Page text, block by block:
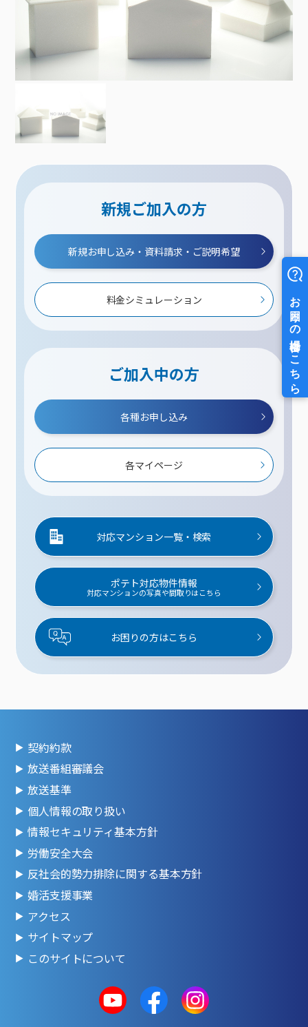
新規ご加入の方
新規お申し込み・資料請求・ご説明希望
料金シミュレーション
ご加入中の方
各種お申し込み
各マイページ
対応マンション一覧・検索
ポテト対応物件情報
対応マンションの写真や間取りはこちら
お困りの方はこちら
契約約款
放送番組審議会
放送基準
個人情報の取り扱い
情報セキュリティ基本方針
労働安全大会
反社会的勢力排除に関する基本方針
婚活支援事業
アクセス
サイトマップ
このサイトについて